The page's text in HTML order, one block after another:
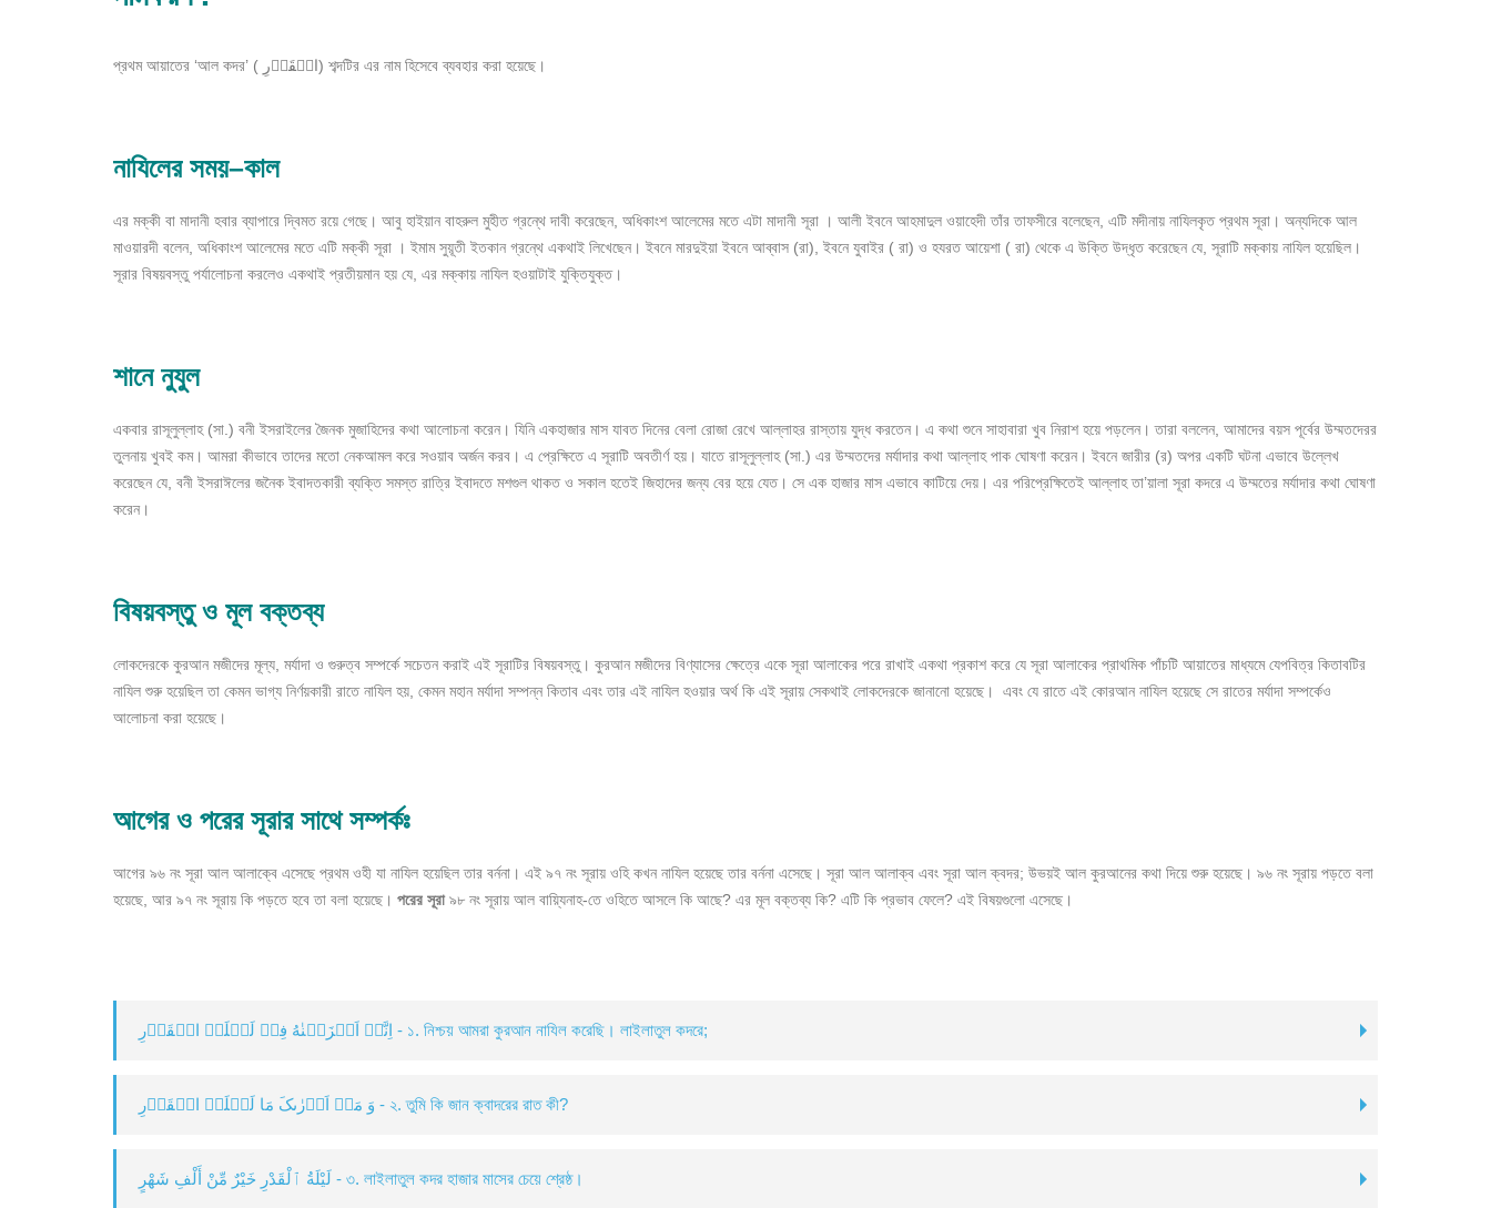
প্রথম আয়াতের ‘আল কদর’ ( الۡقَدۡرِ) শব্দটির এর নাম হিসেবে ব্যবহার করা হয়েছে।
নাযিলের সময়–কাল
এর মক্কী বা মাদানী হবার ব্যাপারে দ্বিমত রয়ে গেছে। আবু হাইয়ান বাহরুল মুহীত গ্রন্থে দাবী করেছেন, অধিকাংশ আলেমের মতে এটা মাদানী সূরা । আলী ইবনে আহমাদুল ওয়াহেদী তাঁর তাফসীরে বলেছেন, এটি মদীনায় নাযিলকৃত প্রথম সূরা। অন্যদিকে আল
মাওয়ারদী বলেন, অধিকাংশ আলেমের মতে এটি মক্কী সূরা । ইমাম সুয়ূতী ইতকান গ্রন্থে একথাই লিখেছেন। ইবনে মারদুইয়া ইবনে আব্বাস (রা), ইবনে যুবাইর ( রা) ও হযরত আয়েশা ( রা) থেকে এ উক্তি উদ্ধৃত করেছেন যে, সূরাটি মক্কায় নাযিল হয়েছিল।
সূরার বিষয়বস্তু পর্যালোচনা করলেও একথাই প্রতীয়মান হয় যে, এর মক্কায় নাযিল হওয়াটাই যুক্তিযুক্ত।
শানে নুযুল
একবার রাসূলুল্লাহ (সা.) বনী ইসরাইলের জৈনক মুজাহিদের কথা আলোচনা করেন। যিনি একহাজার মাস যাবত দিনের বেলা রোজা রেখে আল্লাহর রাস্তায় যুদ্ধ করতেন। এ কথা শুনে সাহাবারা খুব নিরাশ হয়ে পড়লেন। তারা বললেন, আমাদের বয়স পূর্বের উম্মতদেরর
তুলনায় খুবই কম। আমরা কীভাবে তাদের মতো নেকআমল করে সওয়াব অর্জন করব। এ প্রেক্ষিতে এ সূরাটি অবতীর্ণ হয়। যাতে রাসূলুল্লাহ (সা.) এর উম্মতদের মর্যাদার কথা আল্লাহ পাক ঘোষণা করেন। ইবনে জারীর (র) অপর একটি ঘটনা এভাবে উল্লেখ
করেছেন যে, বনী ইসরাঈলের জনৈক ইবাদতকারী ব্যক্তি সমস্ত রাত্রি ইবাদতে মশগুল থাকত ও সকাল হতেই জিহাদের জন্য বের হয়ে যেত। সে এক হাজার মাস এভাবে কাটিয়ে দেয়। এর পরিপ্রেক্ষিতেই আল্লাহ তা’য়ালা সূরা কদরে এ উম্মতের মর্যাদার কথা ঘোষণা
করেন।
বিষয়বস্তু ও মূল বক্তব্য
লোকদেরকে কুরআন মজীদের মূল্য, মর্যাদা ও গুরুত্ব সম্পর্কে সচেতন করাই এই সূরাটির বিষয়বস্তু। কুরআন মজীদের বিণ্যাসের ক্ষেত্রে একে সূরা আলাকের পরে রাখাই একথা প্রকাশ করে যে সূরা আলাকের প্রাথমিক পাঁচটি আয়াতের মাধ্যমে যেপবিত্র কিতাবটির
নাযিল শুরু হয়েছিল তা কেমন ভাগ্য নির্ণয়কারী রাতে নাযিল হয়, কেমন মহান মর্যাদা সম্পন্ন কিতাব এবং তার এই নাযিল হওয়ার অর্থ কি এই সূরায় সেকথাই লোকদেরকে জানানো হয়েছে। এবং যে রাতে এই কোরআন নাযিল হয়েছে সে রাতের মর্যাদা সম্পর্কেও
আলোচনা করা হয়েছে।
আগের ও পরের সূরার সাথে সম্পর্কঃ
আগের ৯৬ নং সূরা আল আলাক্বে এসেছে প্রথম ওহী যা নাযিল হয়েছিল তার বর্ননা। এই ৯৭ নং সূরায় ওহি কখন নাযিল হয়েছে তার বর্ননা এসেছে। সূরা আল আলাক্ব এবং সূরা আল ক্বদর; উভয়ই আল কুরআনের কথা দিয়ে শুরু হয়েছে। ৯৬ নং সূরায় পড়তে বলা
হয়েছে, আর ৯৭ নং সূরায় কি পড়তে হবে তা বলা হয়েছে। পরের সূরা৯৮ নং সূরায় আল বায়্যিনাহ-তে ওহিতে আসলে কি আছে? এর মূল বক্তব্য কি? এটি কি প্রভাব ফেলে? এই বিষয়গুলো এসেছে।
اِنَّاۤ اَنۡزَلۡنٰهُ فِیۡ لَیۡلَۃِ الۡقَدۡرِ - ১. নিশ্চয় আমরা কুরআন নাযিল করেছি। লাইলাতুল কদরে;
وَ مَاۤ اَدۡرٰىکَ مَا لَیۡلَۃُ الۡقَدۡرِ - ২. তুমি কি জান ক্বাদরের রাত কী?
لَيْلَةُ ٱلْقَدْرِ خَيْرٌ مِّنْ أَلْفِ شَهْرٍ - ৩. লাইলাতুল কদর হাজার মাসের চেয়ে শ্রেষ্ঠ।